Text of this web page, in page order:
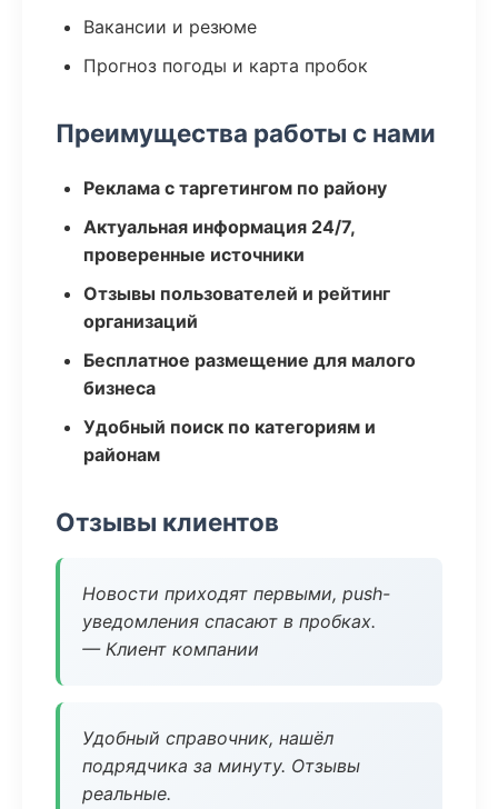
Вакансии и резюме
Прогноз погоды и карта пробок
Преимущества работы с нами
Реклама с таргетингом по району
Актуальная информация 24/7,
проверенные источники
Отзывы пользователей и рейтинг
организаций
Бесплатное размещение для малого
бизнеса
Удобный поиск по категориям и
районам
Отзывы клиентов
Новости приходят первыми, push-
уведомления спасают в пробках.
— Клиент компании
Удобный справочник, нашёл
подрядчика за минуту. Отзывы
реальные.